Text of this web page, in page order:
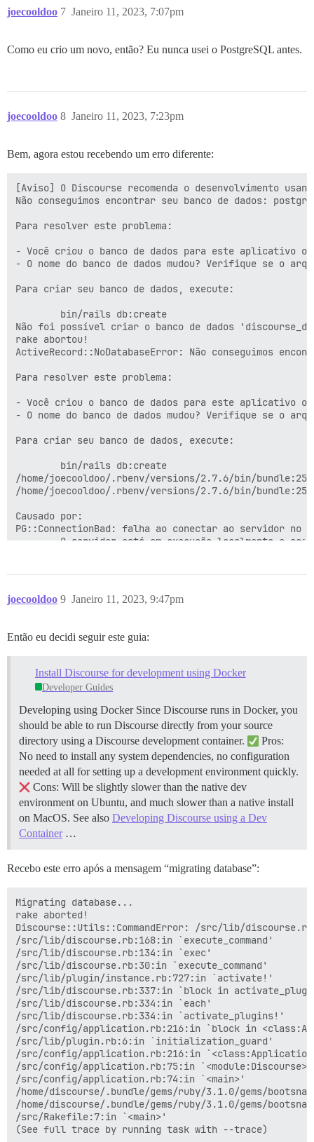
joecooldoo Janeiro 11, 2023, 7:07pm
7
Como eu crio um novo, então? Eu nunca usei o PostgreSQL antes.
joecooldoo Janeiro 11, 2023, 7:23pm
8
Bem, agora estou recebendo um erro diferente:
[Aviso] O Discourse recomenda o desenvolvimento
Não conseguimos encontrar seu banco de dados:
Para resolver este problema:
- Você criou o banco de dados para este aplicativo
- O nome do banco de dados mudou? Verifique se o
Para criar seu banco de dados, execute:
        bin/rails db:create
Não foi possível criar o banco de dados
rake abortou!
ActiveRecord::NoDatabaseError: Não conseguimos
Para resolver este problema:
- Você criou o banco de dados para este aplicativo
- O nome do banco de dados mudou? Verifique se o
Para criar seu banco de dados, execute:
        bin/rails db:create
/home/joecooldoo/.rbenv/versions/2.7.6/bin/
/home/joecooldoo/.rbenv/versions/2.7.6/bin/
Causado por:
PG::ConnectionBad: falha ao conectar ao servidor
O servidor está em execução localmente e
joecooldoo Janeiro 11, 2023, 9:47pm
9
Então eu decidi seguir este guia:
Install Discourse for development using Docker
Developer Guides
Developing using Docker Since Discourse runs in Docker, you
should be able to run Discourse directly from your source
directory using a Discourse development container.
Pros:
No need to install any system dependencies, no configuration
needed at all for setting up a development environment quickly.
Cons: Will be slightly slower than the native dev
environment on Ubuntu, and much slower than a native install
on MacOS. See also Developing Discourse using a Dev
Container…
Recebo este erro após a mensagem “migrating database”:
Migrating database...
rake aborted!
Discourse::Utils::CommandError: /src/lib/
/src/lib/discourse.rb:168:in `execute_command'
/src/lib/discourse.rb:134:in `exec'
/src/lib/discourse.rb:30:in `execute_command'
/src/lib/plugin/instance.rb:727:in `activate!'
/src/lib/discourse.rb:337:in `block in
/src/lib/discourse.rb:334:in `each'
/src/lib/discourse.rb:334:in `activate_plugins!'
/src/config/application.rb:216:in `block in
/src/lib/plugin.rb:6:in `initialization_guard'
/src/config/application.rb:216:in
/src/config/application.rb:75:in `<module:Discourse>'
/src/config/application.rb:74:in `<main>'
/home/discourse/.bundle/gems/ruby/3.1.0/gems/
/home/discourse/.bundle/gems/ruby/3.1.0/gems/
/src/Rakefile:7:in `<main>'